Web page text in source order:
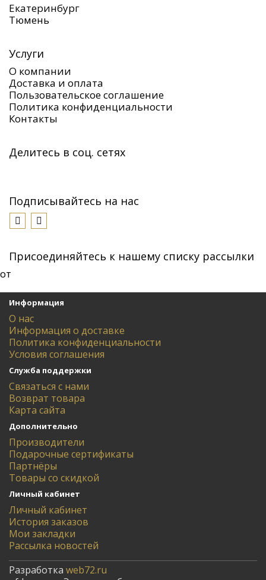
Екатеринбург
Тюмень
Услуги
О компании
Доставка и оплата
Пользовательское соглашение
Политика конфиденциальности
Контакты
Делитесь в соц. сетях
Подписывайтесь на нас
Присоединяйтесь к нашему списку рассылки
от
Информация
О нас
Информация о доставке
Политика конфиденциальности
Условия соглашения
Служба поддержки
Связаться с нами
Возврат товара
Карта сайта
Дополнительно
Производители
Подарочные сертификаты
Партнёры
Товары со скидкой
Личный кабинет
Личный кабинет
История заказов
Мои закладки
Рассылка новостей
Разработка web72.ru